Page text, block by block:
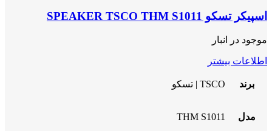
اسپیکر تسکو SPEAKER TSCO THM S1011
موجود در انبار
اطلاعات بیشتر
برند TSCO | تسکو
مدل THM S1011